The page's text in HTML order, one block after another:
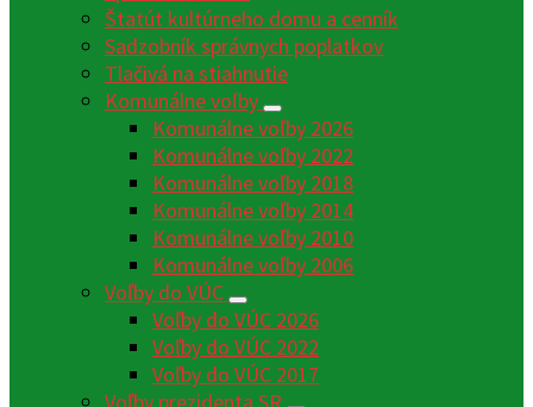
Štatút kultúrneho domu a cenník
Sadzobník správnych poplatkov
Tlačivá na stiahnutie
Komunálne voľby
Komunálne voľby 2026
Komunálne voľby 2022
Komunálne voľby 2018
Komunálne voľby 2014
Komunálne voľby 2010
Komunálne voľby 2006
Voľby do VÚC
Voľby do VÚC 2026
Voľby do VÚC 2022
Voľby do VÚC 2017